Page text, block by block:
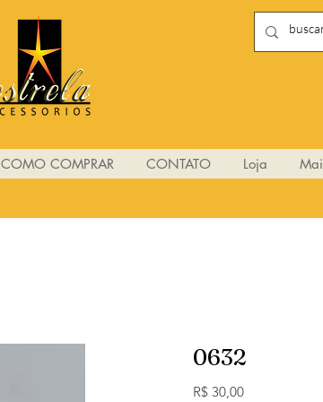
COMO COMPRAR CONTATO Loja
0632
R$ 30,00Preço